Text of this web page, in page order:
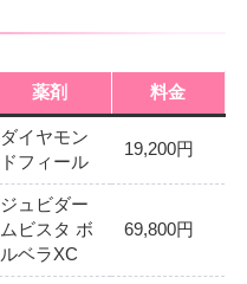
薬剤 料金
ダイヤモン
ドフィール
19,200円
ジュビダー
ムビスタ ボ
ルベラXC
69,800円